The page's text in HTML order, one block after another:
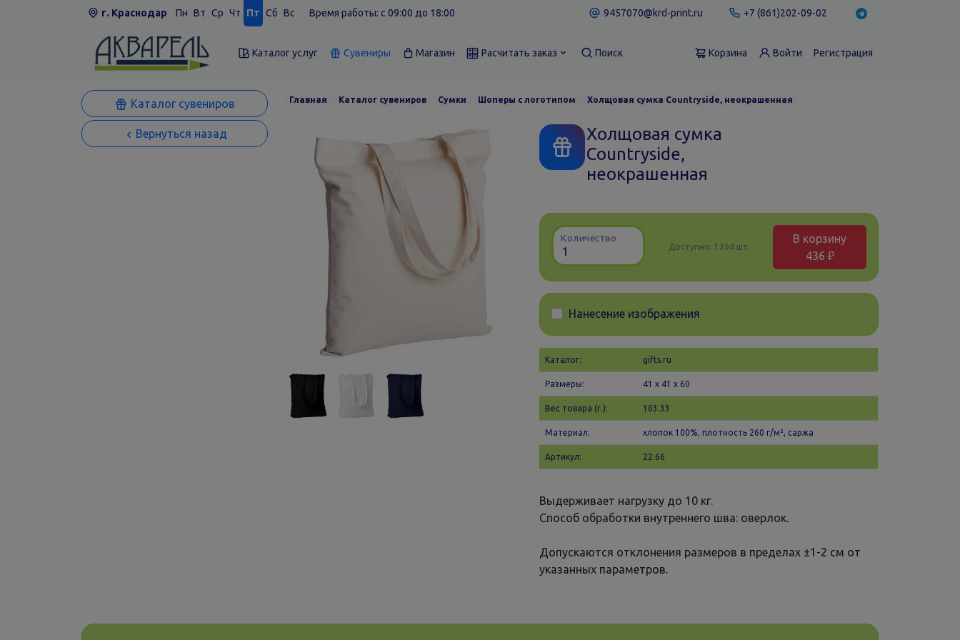
г. Краснодар Пн Вт Ср Чт Пт Сб Вс Время работы: c 09:00 до 18:00 9457070@krd-print.ru +7 (861)202-09-02
Каталог услуг Сувениры Магазин Расчитать заказ Поиск Корзина Войти Регистрация
Каталог сувениров
Вернуться назад
Главная Каталог сувениров Сумки Шоперы с логотипом Холщовая сумка Countryside, неокрашенная
Холщовая сумка
Countryside,
неокрашенная
Количество
Доступно: 1394 шт.
В корзину
436 ₽
Нанесение изображения
Каталог: gifts.ru
Размеры: 41 х 41 x 60
Вес товара (г.): 103.33
Материал: хлопок 100%, плотность 260 г/м², саржа
Артикул: 22.66
Выдерживает нагрузку до 10 кг.
Способ обработки внутреннего шва: оверлок.
Допускаются отклонения размеров в пределах ±1-2 см от
указанных параметров.